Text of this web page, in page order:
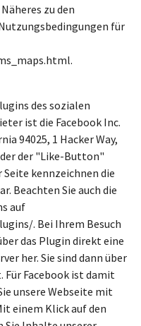
zu den
für
des sozialen
ist die Facebook Inc.
94025, 1 Hacker Way,
der "Like-Button"
kennzeichnen die
Beachten Sie auch die
auf
. Bei Ihrem Besuch
das Plugin direkt eine
her. Sie sind dann über
Facebook ist damit
unsere Webseite mit
einem Klick auf den